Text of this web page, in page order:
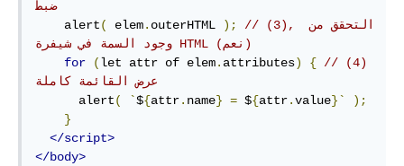
ضبط
    alert
( elem. outerHTML );
// (3), التحقق من
وجود السمة في شيفرة HTML (نعم)
for
(let attr of elem. attributes) { // (4)
عرض القائمة كاملة
      alert
( `${attr. name} = ${attr.value}`
);
}
</script>
</body>